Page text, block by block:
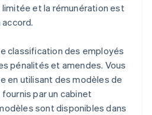
et la rémunération est
accord.
classification des employés
pénalités et amendes. Vous
en utilisant des modèles de
par un cabinet
sont disponibles dans